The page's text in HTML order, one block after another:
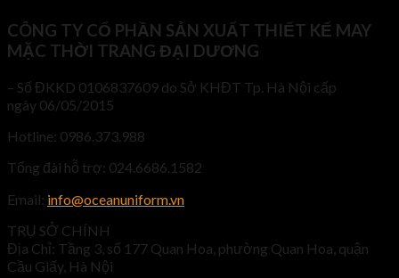
CÔNG TY CỔ PHẦN SẢN XUẤT THIẾT KẾ MAY
MẶC THỜI TRANG ĐẠI DƯƠNG
– Số ĐKKD 0106837609 do Sở KHĐT Tp. Hà Nội cấp
ngày 06/05/2015
Hotline: 0986.373.988
Tổng đài hỗ trợ: 024.6686.1582
Email: info@oceanuniform.vn
TRỤ SỞ CHÍNH
Địa Chỉ: Tầng 3, số 177 Quan Hoa, phường Quan Hoa, quận
Cầu Giấy, Hà Nội